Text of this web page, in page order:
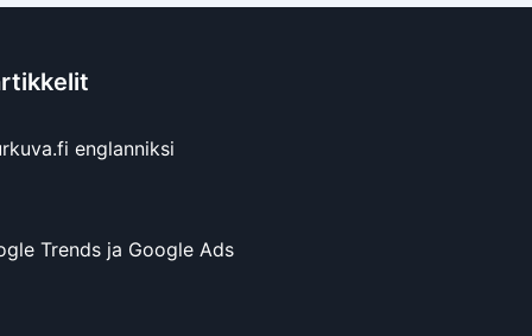
englanniksi
Trends ja Google Ads